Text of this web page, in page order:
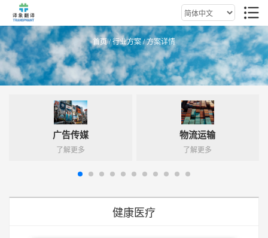
首页/行业方案/ 方案详情
广告传媒
了解更多
物流运输
了解更多
健康医疗